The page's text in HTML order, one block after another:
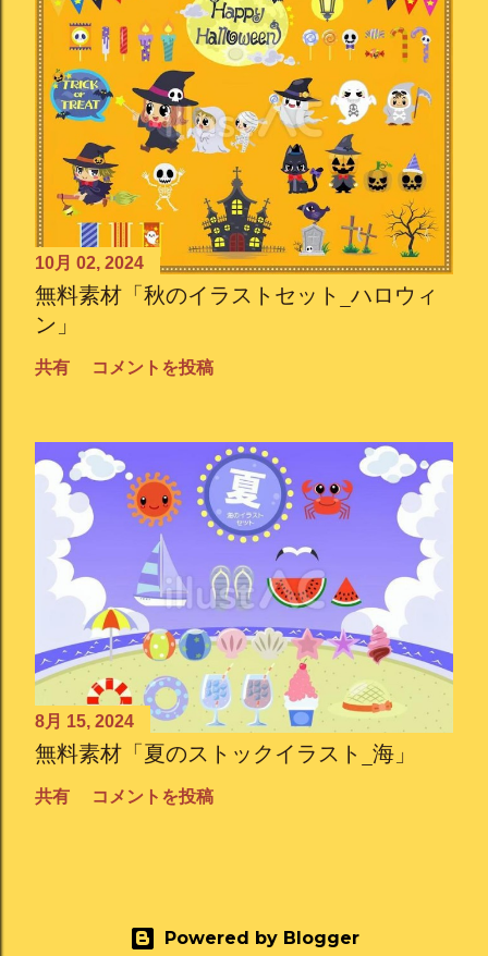
10月 02, 2024
無料素材「秋のイラストセット_ハロウィ
ン」
共有 コメントを投稿
8月 15, 2024
無料素材「夏のストックイラスト_海」
共有 コメントを投稿
Powered by Blogger